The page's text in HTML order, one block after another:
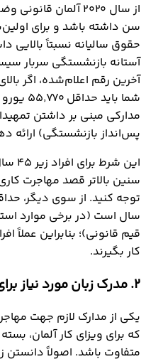
سن داشته باشد و برای
حقوق سالیانه نسبتاً بالایی
آستانه بازنشستگی سربار
شما
مدارکی مبنی بر داشتن
پس‌انداز بازنشستگی) ارائه
این
سنین بالاتر قصد مهاجرت
کار بگیرند.
2. مدرک زبان مورد نیاز برای مهاجرت کاری به آلمان
یکی از مدارک لازم جهت
که برای ویزای کار آلمان،
متفاوت باشد. اصولاً دانستن